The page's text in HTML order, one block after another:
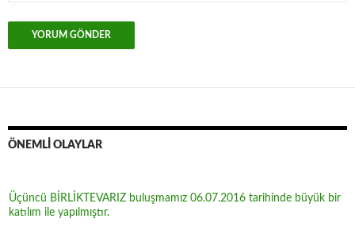
ÖNEMLİ OLAYLAR
katılım ile yapılmıştır.